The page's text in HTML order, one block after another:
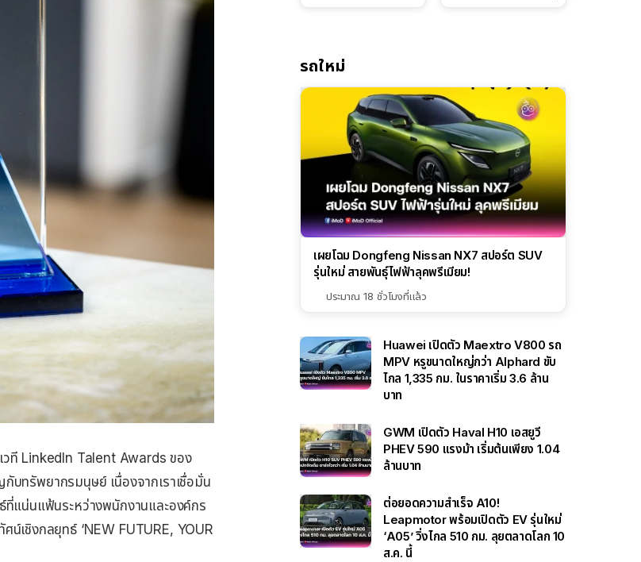
วที LinkedIn Talent Awards ของ
บทรัพยากรมนุษย์ เนื่องจากเราเชื่อมั่น
ที่แน่นแฟ้นระหว่างพนักงานและองค์กร
น์เชิงกลยุทธ์ ‘NEW FUTURE, YOUR
IntelliHouse และ
EverCORE โซลูชัน
ESS ครบวงจร
รถใหม่
เผยโฉม Dongfeng Nissan NX7 สปอร์ต SUV
รุ่นใหม่ สายพันธุ์ไฟฟ้าลุคพรีเมียม!
ประมาณ 18 ชั่วโมงที่แล้ว
Huawei เปิดตัว Maextro V800 รถ
MPV หรูขนาดใหญ่กว่า Alphard ขับ
ไกล 1,335 กม. ในราคาเริ่ม 3.6 ล้าน
บาท
GWM เปิดตัว Haval H10 เอสยูวี
PHEV 590 แรงม้า เริ่มต้นเพียง 1.04
ล้านบาท
ต่อยอดความสำเร็จ A10!
Leapmotor พร้อมเปิดตัว EV รุ่นใหม่
‘A05’ วิ่งไกล 510 กม. ลุยตลาดโลก 10
ส.ค. นี้